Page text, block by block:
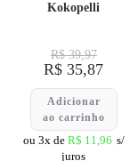
Kokopelli
R$39,97
R$ 35,87
Adicionar
ao carrinho
ou 3x de R$ 11,96 s/
juros